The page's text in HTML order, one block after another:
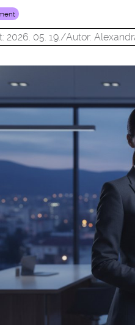
2026. 05. 19./Autor: